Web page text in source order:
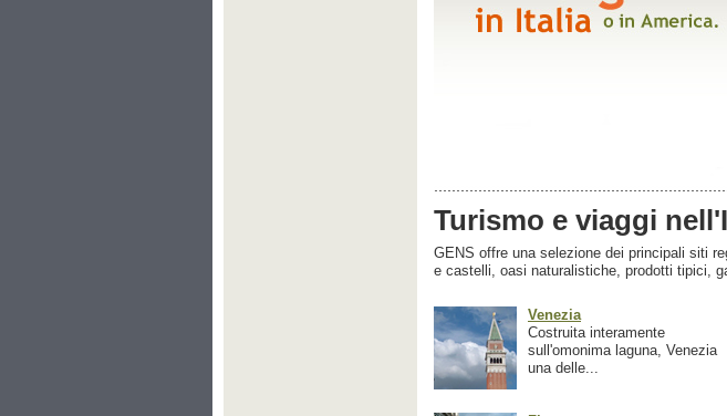
Turismo e viaggi
GENS offre una selezione dei principali siti
e castelli, oasi naturalistiche, prodotti tipici,
Venezia
Costruita interamente
sull'omonima laguna, Venezia
una delle...